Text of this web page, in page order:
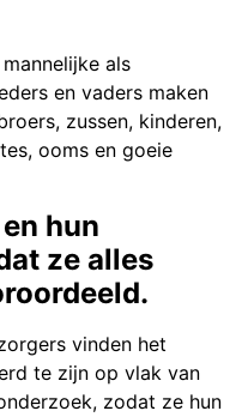
als
en vaders maken
zussen, kinderen,
ooms en goeie
hun
ze alles
vinden het
te zijn op vlak van
zodat ze hun